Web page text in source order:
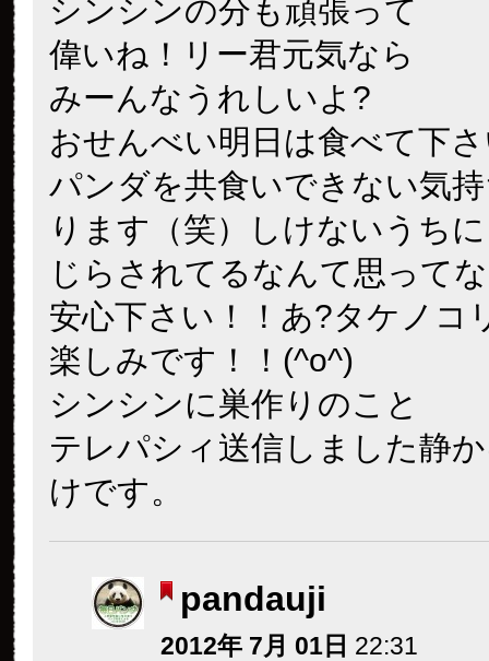
シンシンの分も頑張って
偉いね！リー君元気なら
みーんなうれしいよ?
おせんべい明日は食べて下
パンダを共食いできない気
ります（笑）しけないうちに
じらされてるなんて思って
安心下さい！！あ?タケノコ
楽しみです！！(^o^)
シンシンに巣作りのこと
テレパシィ送信しました静
けです。
pandauji
2012年 7月 01日 22:31